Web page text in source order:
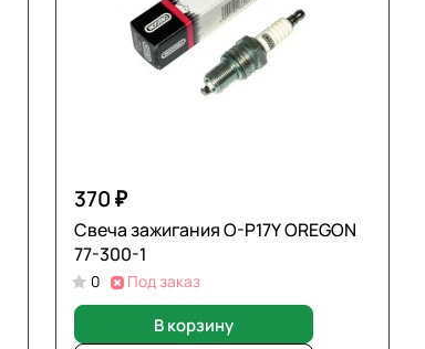
370 ₽
Свеча зажигания O-P17Y OREGON
77-300-1
0 Под заказ
В корзину